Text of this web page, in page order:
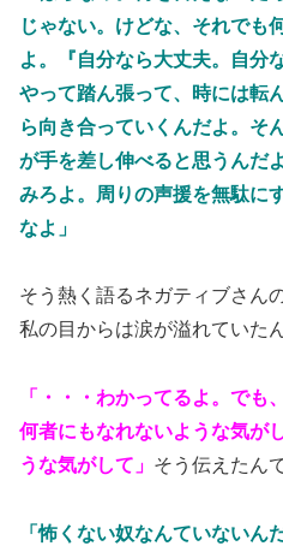
じゃない。けどな、それでも
よ。『自分なら大丈夫。自分
やって踏ん張って、時には転
ら向き合っていくんだよ。そ
が手を差し伸べると思うんだ
みろよ。周りの声援を無駄に
なよ」
そう熱く語るネガティブさん
私の目からは涙が溢れていた
「・・・わかってるよ。でも
何者にもなれないような気が
うな気がして」 そう伝えたん
「怖くない奴なんていないん